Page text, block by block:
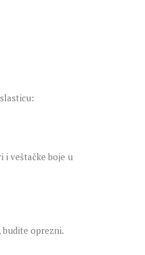
i veštačke boje u
oprezni.